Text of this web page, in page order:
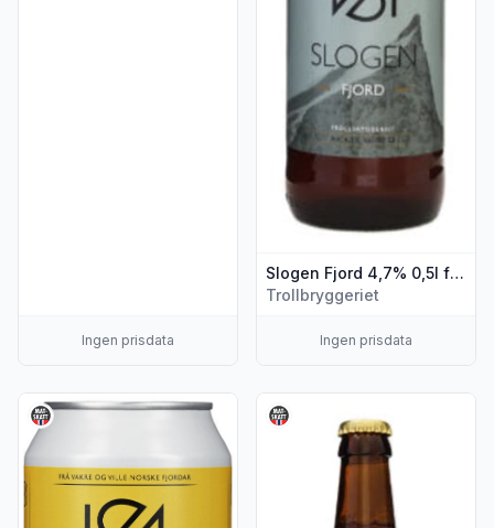
Ingen prisdata
Slogen Fjord 4,7% 0,5l flaske
Trollbryggeriet
Ingen prisdata
Vis flere detaljer for produktet "Pils 0,33l boks Slogen"
Vis flere detaljer for